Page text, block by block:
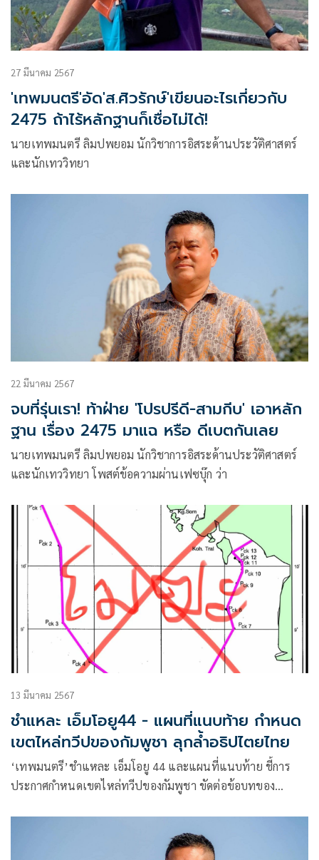
27 มีนาคม 2567
'เทพมนตรี'อัด'ส.ศิวรักษ์'เขียนอะไรเกี่ยวกับ
2475 ถ้าไร้หลักฐานก็เชื่อไม่ได้!
นายเทพมนตรี ลิมปพยอม นักวิชาการอิสระด้านประวัติศาสตร์
และนักเทววิทยา
22 มีนาคม 2567
จบที่รุ่นเรา! ท้าฝ่าย 'โปรปรีดี-สามกีบ' เอาหลัก
ฐาน เรื่อง 2475 มาแฉ หรือ ดีเบตกันเลย
นายเทพมนตรี ลิมปพยอม นักวิชาการอิสระด้านประวัติศาสตร์
และนักเทววิทยา โพสต์ข้อความผ่านเฟซบุ๊ก ว่า
13 มีนาคม 2567
ชำแหละ เอ็มโอยู44 - แผนที่แนบท้าย กำหนด
เขตไหล่ทวีปของกัมพูชา ลุกล้ำอธิปไตยไทย
‘เทพมนตรี’ชำแหละ เอ็มโอยู 44 และแผนที่แนบท้าย ชี้การ
ประกาศกำหนดเขตไหล่ทวีปของกัมพูชา ขัดต่อข้อบทของ